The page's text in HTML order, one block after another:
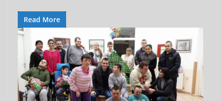
Read More